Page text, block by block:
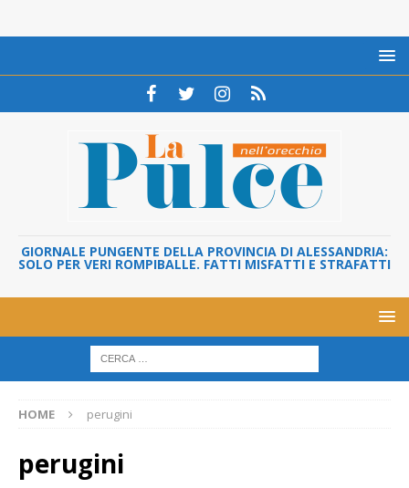
GIORNALE PUNGENTE DELLA PROVINCIA DI ALESSANDRIA:
SOLO PER VERI ROMPIBALLE. FATTI MISFATTI E STRAFATTI
HOME perugini
perugini